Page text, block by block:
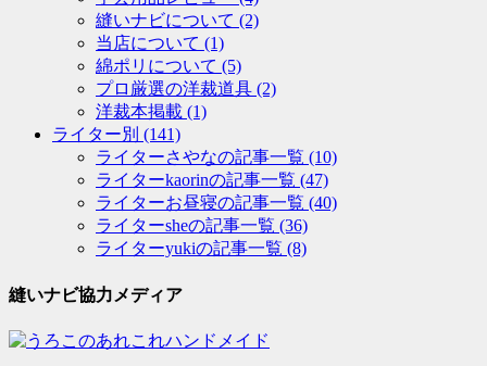
縫いナビについて (2)
当店について (1)
綿ポリについて (5)
プロ厳選の洋裁道具 (2)
洋裁本掲載 (1)
ライター別 (141)
ライターさやなの記事一覧 (10)
ライターkaorinの記事一覧 (47)
ライターお昼寝の記事一覧 (40)
ライターsheの記事一覧 (36)
ライターyukiの記事一覧 (8)
縫いナビ協力メディア